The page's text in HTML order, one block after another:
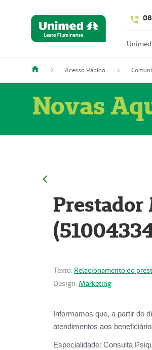
Acesso Rápido
Novas
Prestador
Texto: Relacionamento do
Design: Marketing
Informamos que, a partir do
atendimentos aos
Especialidade: Consulta